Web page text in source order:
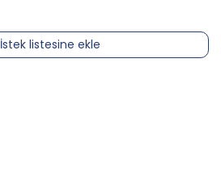
İstek listesine ekle